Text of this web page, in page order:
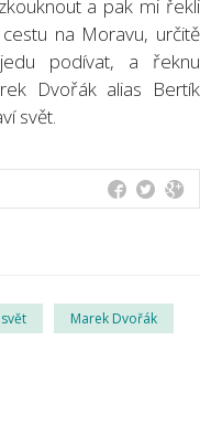
a pak mi řekli
na Moravu, určitě
podívat, a řeknu
Dvořák alias Bertík
svět.
Marek Dvořák